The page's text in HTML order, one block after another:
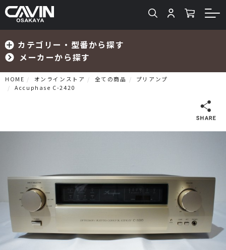
カテゴリー・型番から探す
メーカーから探す
検索
プリアンプ
パワーアンプ
CDプレーヤー・レシーバー
HOME オンラインストア 全ての商品
プリアンプ
Accuphase C-2420